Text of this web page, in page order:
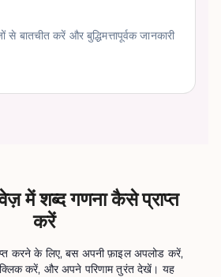
बातचीत करें और बुद्धिमत्तापूर्वक जानकारी
में शब्द गणना कैसे प्राप्त
करें
करने के लिए, बस अपनी फ़ाइल अपलोड करें,
करें, और अपने परिणाम तुरंत देखें। यह